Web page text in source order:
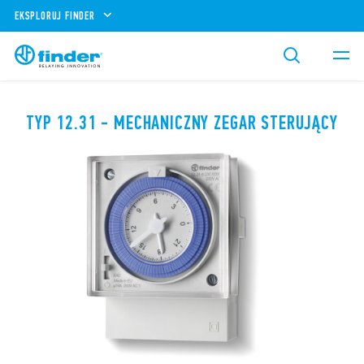
EKSPLORUJ FINDER
TYP 12.31 - MECHANICZNY ZEGAR STERUJĄCY